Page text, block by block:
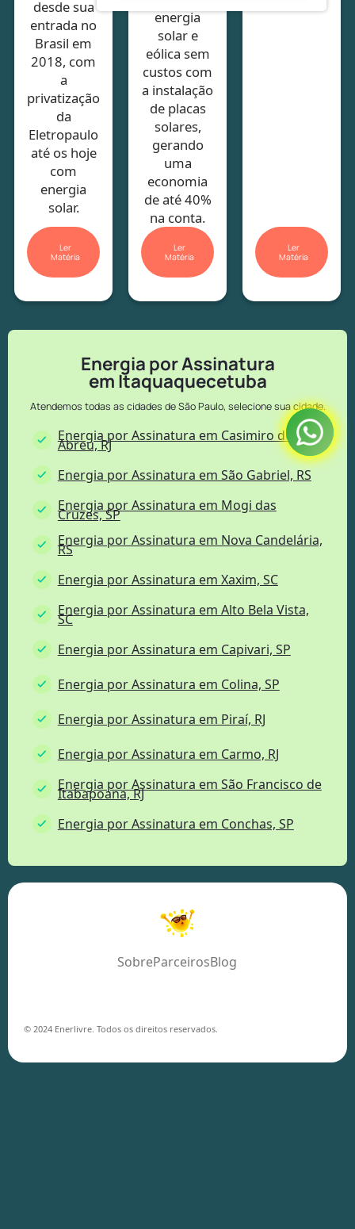
desde sua
entrada no
Brasil em
2018, com
a
privatização
da
Eletropaulo
até os hoje
com
energia
solar.
Ler
Matéria
energia
solar e
eólica sem
custos com
a instalação
de placas
solares,
gerando
uma
economia
de até 40%
na conta.
Ler
Matéria
Ler
Matéria
Energia por Assinatura
em Itaquaquecetuba
Atendemos todas as cidades de São Paulo, selecione sua cidade.
Energia por Assinatura em Casimiro de
Abreu, RJ
Energia por Assinatura em São Gabriel, RS
Energia por Assinatura em Mogi das
Cruzes, SP
Energia por Assinatura em Nova Candelária,
RS
Energia por Assinatura em Xaxim, SC
Energia por Assinatura em Alto Bela Vista,
SC
Energia por Assinatura em Capivari, SP
Energia por Assinatura em Colina, SP
Energia por Assinatura em Piraí, RJ
Energia por Assinatura em Carmo, RJ
Energia por Assinatura em São Francisco de
Itabapoana, RJ
Energia por Assinatura em Conchas, SP
© 2024 Enerlivre. Todos os direitos reservados.
SobreParceirosBlog